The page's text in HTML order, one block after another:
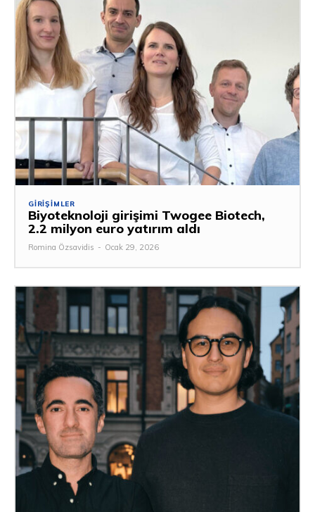
GIRIŞIMLER
Biyoteknoloji girişimi Twogee Biotech,
2.2 milyon euro yatırım aldı
Romina Özsavidis - Ocak 29, 2026